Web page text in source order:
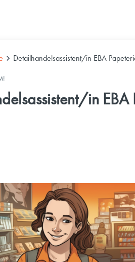
Detailhandelsassistent/in EBA
in EBA